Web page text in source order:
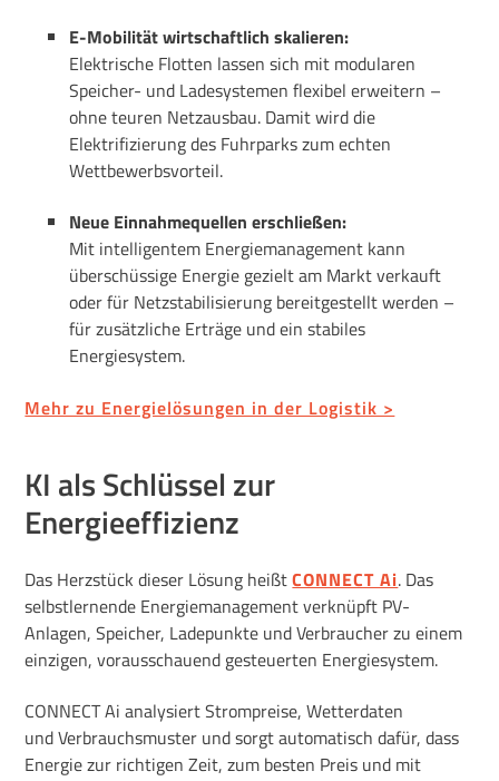
E-Mobilität wirtschaftlich skalieren:
Elektrische Flotten lassen sich mit modularen
Speicher- und Ladesystemen flexibel erweitern –
ohne teuren Netzausbau. Damit wird die
Elektrifizierung des Fuhrparks zum echten
Wettbewerbsvorteil.
Neue Einnahmequellen erschließen:
Mit intelligentem Energiemanagement kann
überschüssige Energie gezielt am Markt verkauft
oder für Netzstabilisierung bereitgestellt werden –
für zusätzliche Erträge und ein stabiles
Energiesystem.
Mehr zu Energielösungen in der Logistik >
KI als Schlüssel zur
Energieeffizienz
Das Herzstück dieser Lösung heißtCONNECT Ai. Das
selbstlernende Energiemanagement verknüpft PV-
Anlagen, Speicher, Ladepunkte und Verbraucher zu einem
einzigen, vorausschauend gesteuerten Energiesystem.
CONNECT Ai analysiert Strompreise, Wetterdaten
und Verbrauchsmuster und sorgt automatisch dafür, dass
Energie zur richtigen Zeit, zum besten Preis und mit